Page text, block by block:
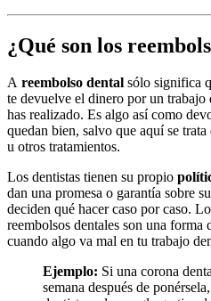
¿Qué son los
A reembolso dental sólo significa
te devuelve el dinero por un trabajo
has realizado. Es algo así como
quedan bien, salvo que aquí se
u otros tratamientos.
Los dentistas tienen su propio
dan una promesa o garantía sobre
deciden qué hacer caso por caso.
reembolsos dentales son una forma
cuando algo va mal en tu trabajo
Ejemplo: Si una corona
semana después de